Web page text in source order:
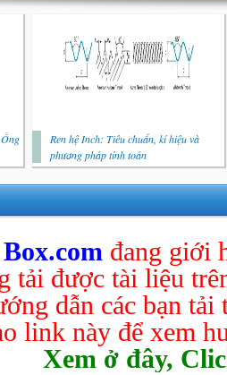
Ren hệ Inch: Tiêu chuẩn, kí hiệu và
phương pháp tính toán
Box.com đang giới
tải được tài liệu
dẫn các bạn tải
link này để xem
Xem ở đây,